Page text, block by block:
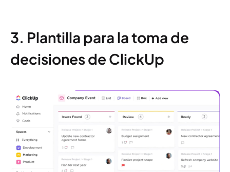
3. Plantilla para la toma de
decisiones de ClickUp